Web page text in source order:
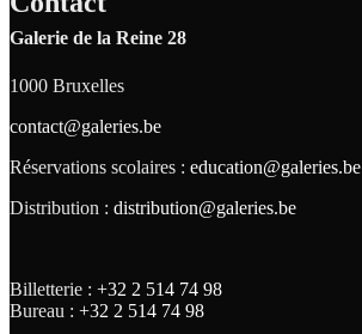
Galerie de la Reine 28
1000 Bruxelles
contact@galeries.be
Réservations scolaires : education@galeries.be
Distribution : distribution@galeries.be
Billetterie : +32 2 514 74 98
Bureau : +32 2 514 74 98